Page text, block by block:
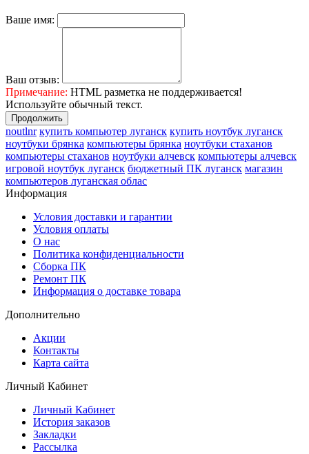
Ваше имя:
Ваш отзыв:
Примечание: HTML разметка не поддерживается!
Используйте обычный текст.
Продолжить
noutlnr купить компьютер луганск купить ноутбук луганск
ноутбуки брянка компьютеры брянка ноутбуки стаханов
компьютеры стаханов ноутбуки алчевск компьютеры алчевск
игровой ноутбук луганск бюджетный ПК луганск магазин
компьютеров луганская облас
Информация
Условия доставки и гарантии
Условия оплаты
О нас
Политика конфиденциальности
Сборка ПК
Ремонт ПК
Информация о доставке товара
Дополнительно
Акции
Контакты
Карта сайта
Личный Кабинет
Личный Кабинет
История заказов
Закладки
Рассылка